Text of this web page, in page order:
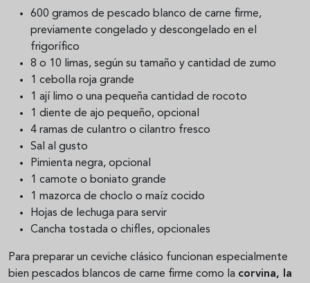
600 gramos de pescado blanco de carne firme,
previamente congelado y descongelado en el
frigorífico
8 o 10 limas, según su tamaño y cantidad de zumo
1 cebolla roja grande
1 ají limo o una pequeña cantidad de rocoto
1 diente de ajo pequeño, opcional
4 ramas de culantro o cilantro fresco
Sal al gusto
Pimienta negra, opcional
1 camote o boniato grande
1 mazorca de choclo o maíz cocido
Hojas de lechuga para servir
Cancha tostada o chifles, opcionales
Para preparar un ceviche clásico funcionan especialmente
bien pescados blancos de carne firme como la corvina, la